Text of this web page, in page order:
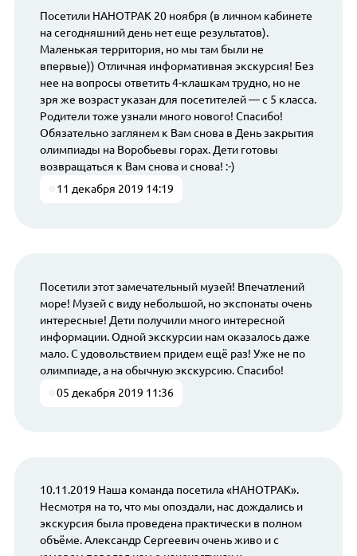
Посетили НАНОТРАК 20 ноября (в личном кабинете
на сегодняшний день нет еще результатов).
Маленькая территория, но мы там были не
впервые)) Отличная информативная экскурсия! Без
нее на вопросы ответить 4-клашкам трудно, но не
зря же возраст указан для посетителей — с 5 класса.
Родители тоже узнали много нового! Спасибо!
Обязательно заглянем к Вам снова в День закрытия
олимпиады на Воробьевы горах. Дети готовы
возвращаться к Вам снова и снова! :-)
11 декабря 2019 14:19
Посетили этот замечательный музей! Впечатлений
море! Музей с виду небольшой, но экспонаты очень
интересные! Дети получили много интересной
информации. Одной экскурсии нам оказалось даже
мало. С удовольствием придем ещё раз! Уже не по
олимпиаде, а на обычную экскурсию. Спасибо!
05 декабря 2019 11:36
10.11.2019 Наша команда посетила «НАНОТРАК».
Несмотря на то, что мы опоздали, нас дождались и
экскурсия была проведена практически в полном
объёме. Александр Сергеевич очень живо и с